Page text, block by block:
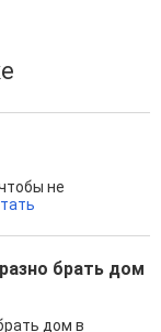
не
брать дом
дом в